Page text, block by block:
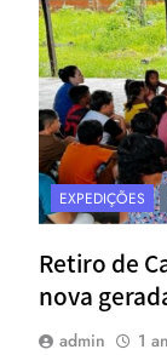
EXPEDIÇÕES
Retiro de
nova
admin 1